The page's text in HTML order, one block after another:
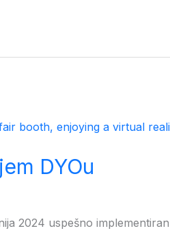
DYOu
2024 uspešno